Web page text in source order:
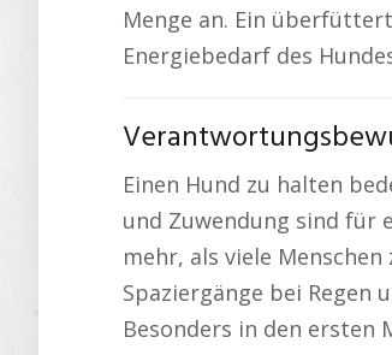
Menge an. Ein
Energiebedarf des
Einen Hund zu halten
und Zuwendung sind für
mehr, als viele
Spaziergänge bei Regen
Besonders in den ersten